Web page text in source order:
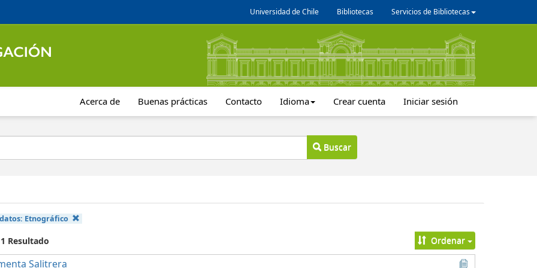
Universidad de Chile Bibliotecas Servicios de Bibliotecas
Acerca de Buenas prácticas Contacto Idioma Crear cuenta Iniciar sesión
Buscar
Etnográfico
Resultado Ordenar
Salitrera